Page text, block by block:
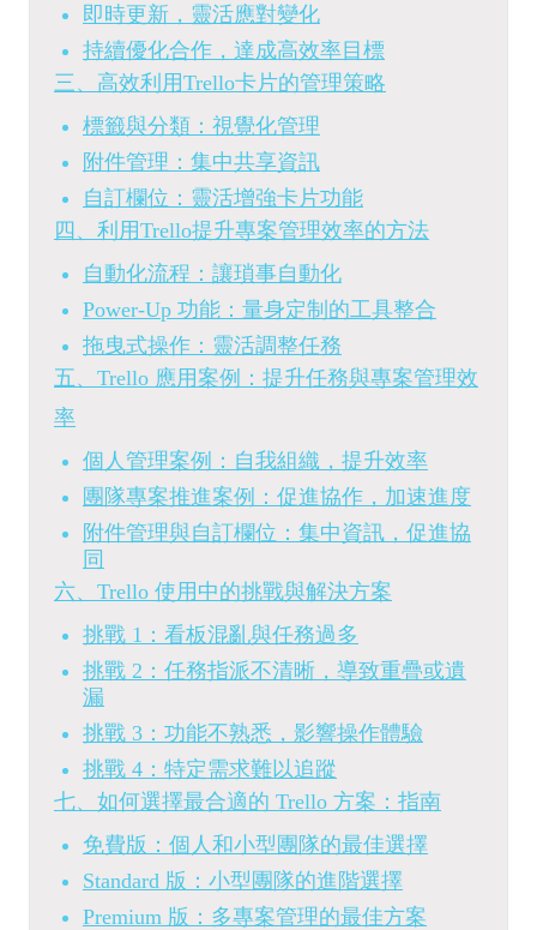
即時更新，靈活應對變化
持續優化合作，達成高效率目標
三、高效利用Trello卡片的管理策略
標籤與分類：視覺化管理
附件管理：集中共享資訊
自訂欄位：靈活增強卡片功能
四、利用Trello提升專案管理效率的方法
自動化流程：讓瑣事自動化
Power-Up 功能：量身定制的工具整合
拖曳式操作：靈活調整任務
五、Trello 應用案例：提升任務與專案管理效
率
個人管理案例：自我組織，提升效率
團隊專案推進案例：促進協作，加速進度
附件管理與自訂欄位：集中資訊，促進協
同
六、Trello 使用中的挑戰與解決方案
挑戰 1：看板混亂與任務過多
挑戰 2：任務指派不清晰，導致重疊或遺
漏
挑戰 3：功能不熟悉，影響操作體驗
挑戰 4：特定需求難以追蹤
七、如何選擇最合適的 Trello 方案：指南
免費版：個人和小型團隊的最佳選擇
Standard 版：小型團隊的進階選擇
Premium 版：多專案管理的最佳方案